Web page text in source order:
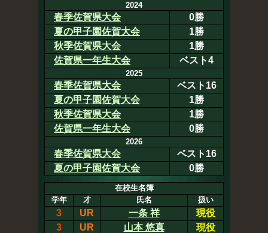
2024
春季佐賀県大会
0勝
夏の甲子園佐賀大会
1勝
秋季佐賀県大会
1勝
佐賀県一年生大会
ベスト4
2025
春季佐賀県大会
ベスト16
夏の甲子園佐賀大会
1勝
秋季佐賀県大会
1勝
佐賀県一年生大会
0勝
2026
春季佐賀県大会
ベスト16
夏の甲子園佐賀大会
0勝
在校生名簿
学年
才 氏名 扱い
3 UR 一条 祥
現役
3
UR 山本 悠真
現役